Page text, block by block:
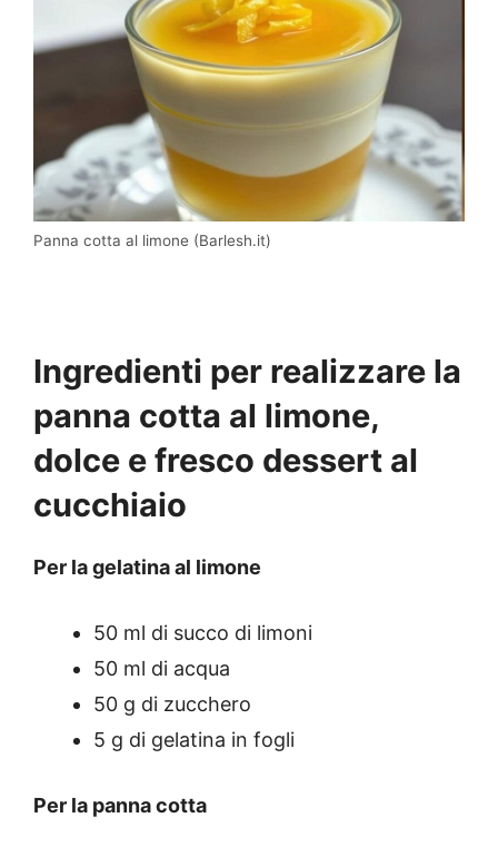
Panna cotta al limone (Barlesh.it)
Ingredienti per realizzare la
panna cotta al limone,
dolce e fresco dessert al
cucchiaio
Per la gelatina al limone
50 ml di succo di limoni
50 ml di acqua
50 g di zucchero
5 g di gelatina in fogli
Per la panna cotta